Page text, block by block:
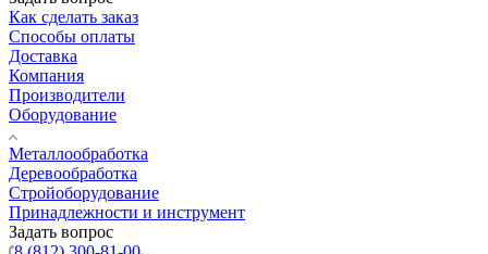
Как сделать заказ
Способы оплаты
Доставка
Компания
Производители
Оборудование
Металлообработка
Деревообработка
Стройоборудование
Принадлежности и инструмент
Задать вопрос